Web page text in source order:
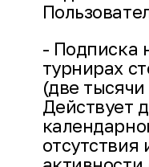
- Подписка
турнирах
(две
Действует
отсутствия